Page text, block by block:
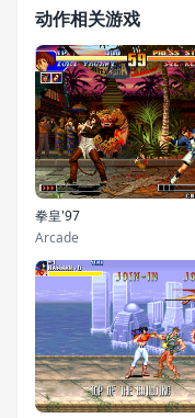
动作相关游戏
拳皇'97
Arcade